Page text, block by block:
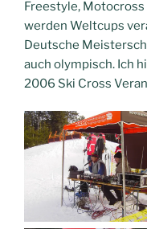
Freestyle,
werden Weltcups
Deutsche
auch olympisch. Ich
2006 Ski Cross